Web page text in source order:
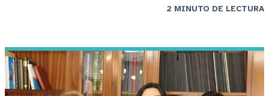
2 MINUTO DE LECTURA